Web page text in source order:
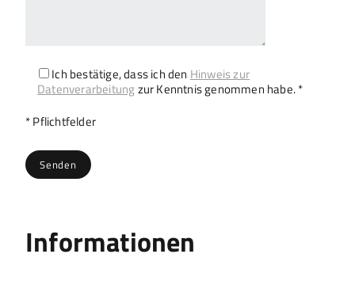
Ich bestätige, dass ich den Hinweis zur
Datenverarbeitung zur Kenntnis genommen habe. *
Bitte lasse dieses Feld leer.
* Pflichtfelder
Informationen